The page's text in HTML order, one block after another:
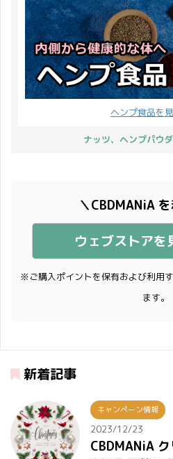
ヘンプ食品を
ナッツ、ヘンプパウ
＼CBDMANiA
ウェブストアを
※ご購入ポイントを保有および利用
ます。
新着記事
キャンペーン情報
2023/12/23
CBDMANiA